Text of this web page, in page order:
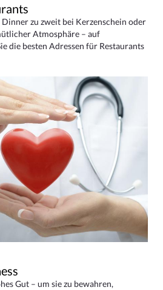
zu zweit bei Kerzenschein oder
Atmosphäre – auf
die besten Adressen für Restaurants
Gut – um sie zu bewahren,